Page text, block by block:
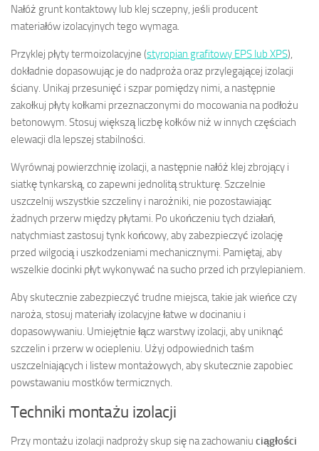
Nałóż grunt kontaktowy lub klej sczepny, jeśli producent
materiałów izolacyjnych tego wymaga.
Przyklej płyty termoizolacyjne (styropian grafitowy EPS lub XPS),
dokładnie dopasowując je do nadproża oraz przylegającej izolacji
ściany. Unikaj przesunięć i szpar pomiędzy nimi, a następnie
zakołkuj płyty kołkami przeznaczonymi do mocowania na podłożu
betonowym. Stosuj większą liczbę kołków niż w innych częściach
elewacji dla lepszej stabilności.
Wyrównaj powierzchnię izolacji, a następnie nałóż klej zbrojący i
siatkę tynkarską, co zapewni jednolitą strukturę. Szczelnie
uszczelnij wszystkie szczeliny i narożniki, nie pozostawiając
żadnych przerw między płytami. Po ukończeniu tych działań,
natychmiast zastosuj tynk końcowy, aby zabezpieczyć izolację
przed wilgocią i uszkodzeniami mechanicznymi. Pamiętaj, aby
wszelkie docinki płyt wykonywać na sucho przed ich przylepianiem.
Aby skutecznie zabezpieczyć trudne miejsca, takie jak wieńce czy
naroża, stosuj materiały izolacyjne łatwe w docinaniu i
dopasowywaniu. Umiejętnie łącz warstwy izolacji, aby uniknąć
szczelin i przerw w ociepleniu. Użyj odpowiednich taśm
uszczelniających i listew montażowych, aby skutecznie zapobiec
powstawaniu mostków termicznych.
Techniki montażu izolacji
Przy montażu izolacji nadproży skup się na zachowaniu ciągłości